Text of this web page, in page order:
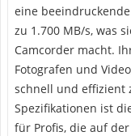
eine
zu 1.700 MB/s, was
Camcorder macht.
Fotografen und
schnell und effizient
Spezifikationen ist
für Profis, die auf